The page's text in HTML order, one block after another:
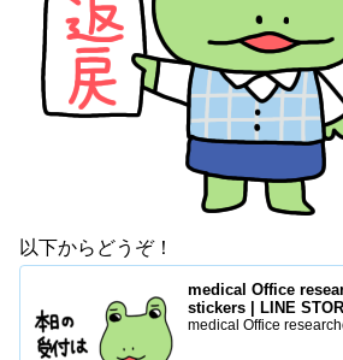
以下からどうぞ！
medical Office
stickers | LINE
medical Office